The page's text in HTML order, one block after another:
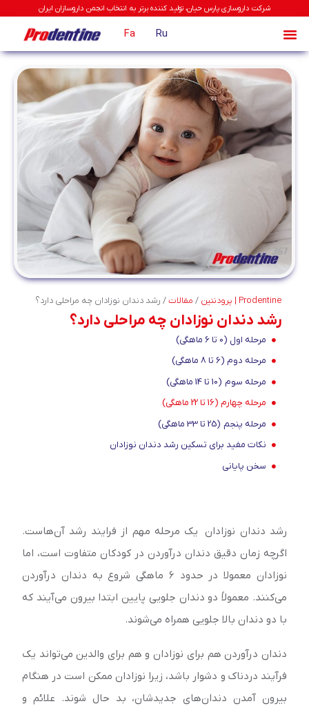
شرکت داروسازی پارس حیان، تولید کننده برتر به انتخاب انجمن داروسازان ایران
Fa Ru
Prodentine | پرودنتین / مقالات/ رشد دندان نوزادان چه مراحلی دارد؟
رشد دندان نوزادان چه مراحلی دارد؟
مرحله اول (0 تا 6 ماهگی)
مرحله دوم (6 تا 8 ماهگی)
مرحله سوم (10 تا 14 ماهگی)
مرحله چهارم (16 تا 22 ماهگی)
مرحله پنجم (25 تا 33 ماهگی)
نکات مفید برای تسکین رشد دندان نوزادان
سخن پایانی
رشد دندان نوزادان یک مرحله مهم از فرایند رشد آن‌‌هاست.
اگرچه زمان دقیق دندان درآوردن در کودکان متفاوت است، اما
نوزادان معمولا در حدود ۶ ماهگی شروع به دندان درآوردن
می‌کنند. معمولاً دو دندان جلویی پایین ابتدا بیرون می‌آیند که
با دو دندان بالا جلویی همراه می‌شوند.
دندان درآوردن هم برای نوزادان و هم برای والدین می‌تواند یک
فرآیند دردناک و دشوار باشد، زیرا نوزادان ممکن است در هنگام
بیرون آمدن دندان‌‌های جدیدشان، بد حال شوند. علائم و